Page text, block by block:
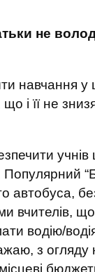
не
навчання у
і її не
учнів
автобуса,
вчителів,
водію/
з огляду